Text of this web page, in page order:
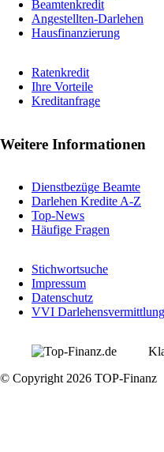
Beamtenkredit
Angestellten-Darlehen
Hausfinanzierung
Ratenkredit
Ihre Vorteile
Kreditanfrage
Weitere Informationen
Dienstbezüge Beamte
Darlehen Kredite A-Z
Top-News
Häufige Fragen
Stichwortsuche
Impressum
Datenschutz
VVI Darlehensvermittlung
© Copyright 2026 TOP-Finanz